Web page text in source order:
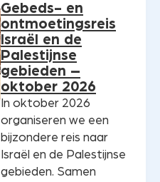
Gebeds- en
ontmoetingsreis
Israël en de
Palestijnse
gebieden –
oktober 2026
In oktober 2026
organiseren we een
bijzondere reis naar
Israël en de Palestijnse
gebieden. Samen